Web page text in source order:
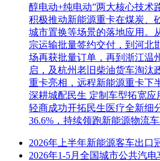
醇电动+纯电动”两大核心技术
积极推动新能源重卡在煤炭、
城市置换等场景的落地应用。
宗运输批量签约交付，到河北
场再获批量订单，再到浙江温
启，及杭州老旧柴油货车淘汰
重卡亮相，远程新能源重卡下
深耕城配民生 定制车型拓宽
轻商成功开拓民生医疗全新细
36.6%，持续领跑新能源物流
2026年上半年新能源客车出口
2026年1-5月全国城市公共汽